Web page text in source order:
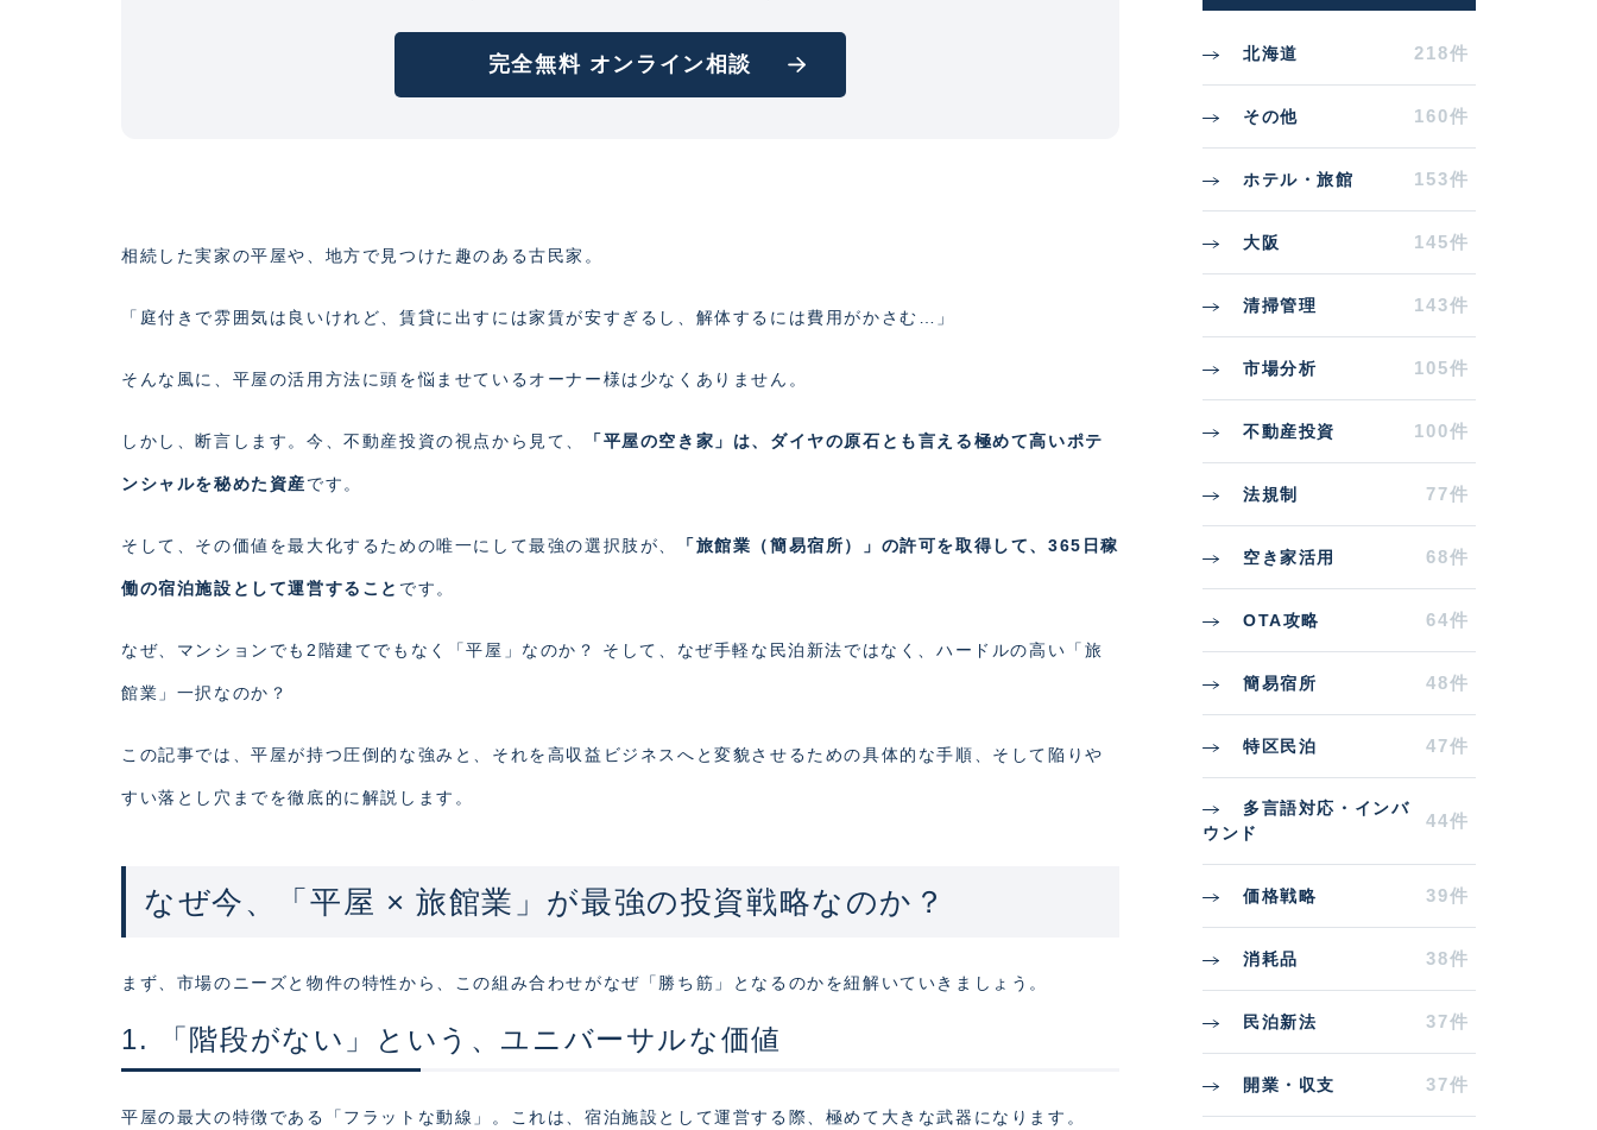
完全無料 オンライン相談
相続した実家の平屋や、地方で見つけた趣のある古民家。
「庭付きで雰囲気は良いけれど、賃貸に出すには家賃が安すぎるし、解体するには費用がかさむ…」
そんな風に、平屋の活用方法に頭を悩ませているオーナー様は少なくありません。
しかし、断言します。今、不動産投資の視点から見て、 「平屋の空き家」は、ダイヤの原石とも言える極めて高いポテ
ンシャルを秘めた資産です。
そして、その価値を最大化するための唯一にして最強の選択肢が、 「旅館業（簡易宿所）」の許可を取得して、365日稼
働の宿泊施設として運営すること です。
なぜ、マンションでも2階建てでもなく「平屋」なのか？ そして、なぜ手軽な民泊新法ではなく、ハードルの高い「旅
館業」一択なのか？
この記事では、平屋が持つ圧倒的な強みと、それを高収益ビジネスへと変貌させるための具体的な手順、そして陥りや
すい落とし穴までを徹底的に解説します。
なぜ今、「平屋 × 旅館業」が最強の投資戦略なのか？
まず、市場のニーズと物件の特性から、この組み合わせがなぜ「勝ち筋」となるのかを紐解いていきましょう。
1. 「階段がない」という、ユニバーサルな価値
平屋の最大の特徴である「フラットな動線」。これは、宿泊施設として運営する際、極めて大きな武器になります。
北海道 218件
その他 160件
ホテル・旅館 153件
大阪 145件
清掃管理 143件
市場分析 105件
不動産投資 100件
法規制 77件
空き家活用 68件
OTA攻略 64件
簡易宿所 48件
特区民泊 47件
多言語対応・インバ
ウンド
44件
価格戦略 39件
消耗品 38件
民泊新法 37件
開業・収支 37件